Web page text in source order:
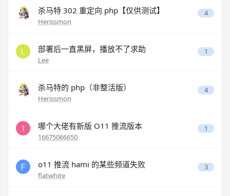
杀马特 302 重定向 php【仅供测试】
Herissmon
4
部署后一直黑屏，播放不了求助
Lee
1
杀马特的 php（非整活版）
Herissmon
4
哪个大佬有新版 O11 推流版本
16675066650
1
o11 推流 hami 的某些频道失败
flatwhite
3